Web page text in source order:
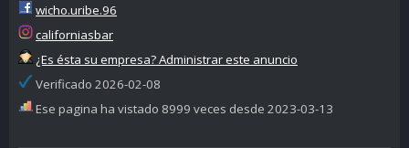
wicho.uribe.96
californiasbar
¿Es ésta su empresa? Administrar este anuncio
Verificado 2026-02-08
Ese pagina ha vistado 8999 veces desde 2023-03-13